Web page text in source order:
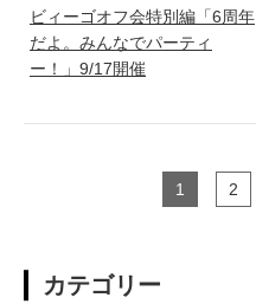
ビィーゴオフ会特別編「6周年
だよ。みんなでパーティ
ー！」9/17開催
1 2
カテゴリー